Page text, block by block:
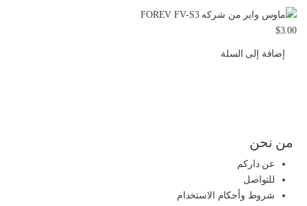
$3.00
إضافة إلى السلة
من نحن
عن داركم
للتواصل
شروط وأحكام الاستخدام